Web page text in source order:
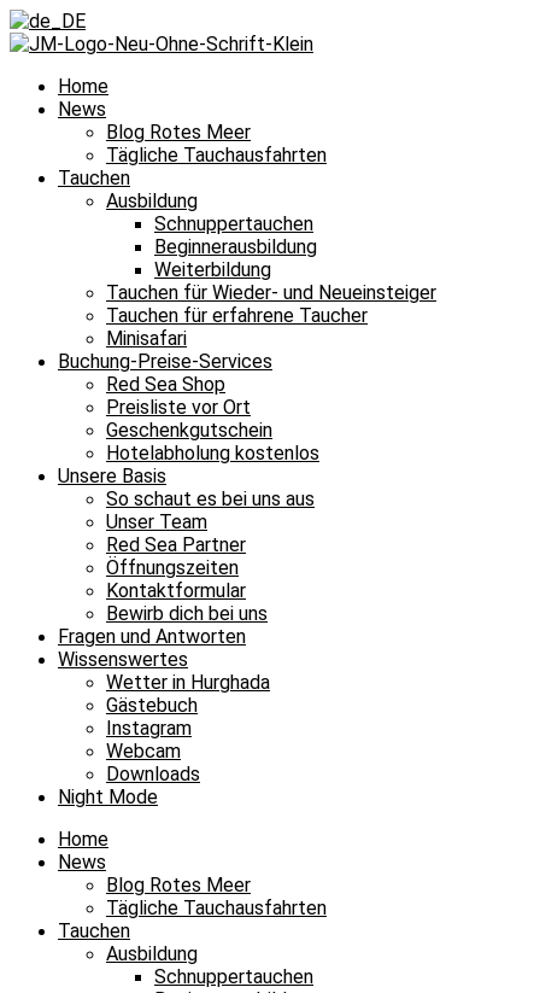
Home
News
Blog Rotes Meer
Tägliche Tauchausfahrten
Tauchen
Ausbildung
Schnuppertauchen
Beginnerausbildung
Weiterbildung
Tauchen für Wieder- und Neueinsteiger
Tauchen für erfahrene Taucher
Minisafari
Buchung-Preise-Services
Red Sea Shop
Preisliste vor Ort
Geschenkgutschein
Hotelabholung kostenlos
Unsere Basis
So schaut es bei uns aus
Unser Team
Red Sea Partner
Öffnungszeiten
Kontaktformular
Bewirb dich bei uns
Fragen und Antworten
Wissenswertes
Wetter in Hurghada
Gästebuch
Instagram
Webcam
Downloads
Night Mode
Home
News
Blog Rotes Meer
Tägliche Tauchausfahrten
Tauchen
Ausbildung
Schnuppertauchen